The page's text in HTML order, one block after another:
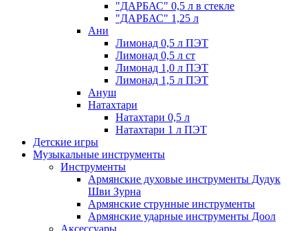
"ДАРБАС" 0,5 л в стекле
"ДАРБАС" 1,25 л
Ани
Лимонад 0,5 л ПЭТ
Лимонад 0,5 л ст
Лимонад 1,0 л ПЭТ
Лимонад 1,5 л ПЭТ
Ануш
Натахтари
Натахтари 0,5 л
Натахтари 1 л ПЭТ
Детские игры
Музыкальные инструменты
Инструменты
Армянские духовые инструменты Дудук
Шви Зурна
Армянские струнные инструменты
Армянские ударные инструменты Доол
Аксессуары